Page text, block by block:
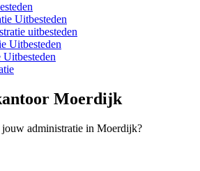
Uitbesteden
uitbesteden
Uitbesteden
Moerdijk
administratie in Moerdijk?